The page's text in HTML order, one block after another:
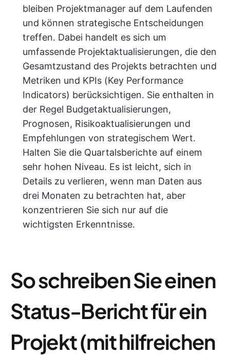
bleiben Projektmanager auf dem Laufenden
und können strategische Entscheidungen
treffen. Dabei handelt es sich um
umfassende Projektaktualisierungen, die den
Gesamtzustand des Projekts betrachten und
Metriken und KPIs (Key Performance
Indicators) berücksichtigen. Sie enthalten in
der Regel Budgetaktualisierungen,
Prognosen, Risikoaktualisierungen und
Empfehlungen von strategischem Wert.
Halten Sie die Quartalsberichte auf einem
sehr hohen Niveau. Es ist leicht, sich in
Details zu verlieren, wenn man Daten aus
drei Monaten zu betrachten hat, aber
konzentrieren Sie sich nur auf die
wichtigsten Erkenntnisse.
So schreiben Sie einen
Status-Bericht für ein
Projekt (mit hilfreichen